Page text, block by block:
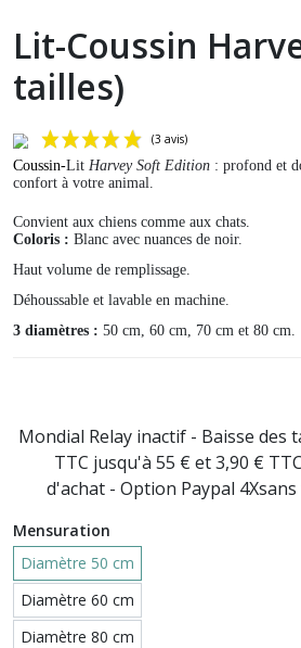
Lit-Coussin
tailles)
(3 avis)
Coussin-Lit Harvey Soft Edition : profond et
confort à votre animal.
Convient aux chiens comme aux chats.
Coloris : Blanc avec nuances de noir.
Haut volume de remplissage.
Déhoussable et lavable en machine.
3 diamètres : 50 cm, 60 cm, 70 cm et 80 cm.
Mondial Relay inactif - Baisse des
TTC jusqu'à 55 € et 3,90 €
d'achat - Option Paypal
Mensuration
Diamètre 50 cm
Diamètre 60 cm
Diamètre 80 cm